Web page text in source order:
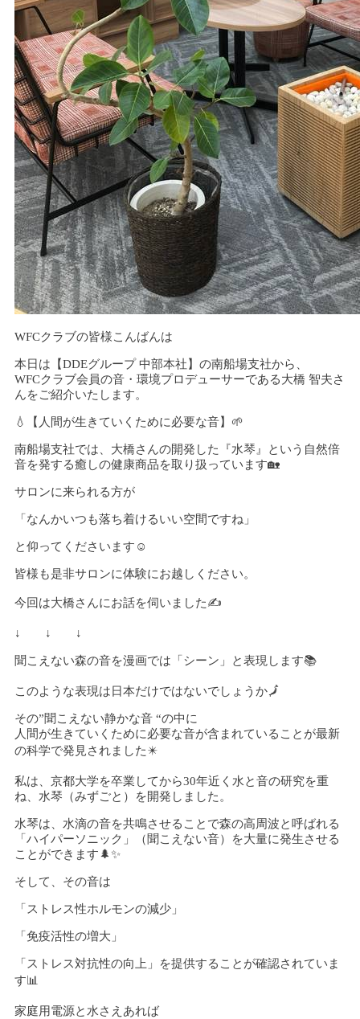
WFCクラブの皆様こんばんは
本日は【DDEグループ 中部本社】の南船場支社から、
WFCクラブ会員の音・環境プロデューサーである大橋 智夫さ
んをご紹介いたします。
💧【人間が生きていくために必要な音】🌱
南船場支社では、大橋さんの開発した『水琴』という自然倍
音を発する癒しの健康商品を取り扱っています🏡
サロンに来られる方が
「なんかいつも落ち着けるいい空間ですね」
と仰ってくださいます☺️
皆様も是非サロンに体験にお越しください。
今回は大橋さんにお話を伺いました✍️
↓ ↓ ↓
聞こえない森の音を漫画では「シーン」と表現します📚
このような表現は日本だけではないでしょうか🗾
その”聞こえない静かな音 “の中に
人間が生きていくために必要な音が含まれていることが最新
の科学で発見されました✴️
私は、京都大学を卒業してから30年近く水と音の研究を重
ね、水琴（みずごと）を開発しました。
水琴は、水滴の音を共鳴させることで森の高周波と呼ばれる
「ハイパーソニック」（聞こえない音）を大量に発生させる
ことができます🌲✨
そして、その音は
「ストレス性ホルモンの減少」
「免疫活性の増大」
「ストレス対抗性の向上」を提供することが確認されていま
す📊
家庭用電源と水さえあれば